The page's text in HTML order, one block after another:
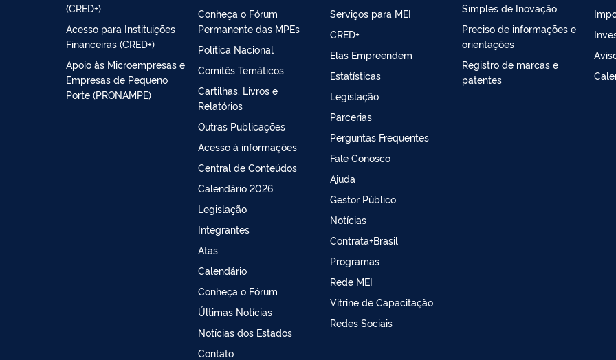
(CRED+)
Acesso para Instituições
Financeiras (CRED+)
Apoio às Microempresas e
Empresas de Pequeno
Porte (PRONAMPE)
Conheça o Fórum
Permanente das MPEs
Política Nacional
Comitês Temáticos
Cartilhas, Livros e
Relatórios
Outras Publicações
Acesso á informações
Central de Conteúdos
Calendário 2026
Legislação
Integrantes
Atas
Calendário
Conheça o Fórum
Últimas Notícias
Notícias dos Estados
Contato
Serviços para MEI
CRED+
Elas Empreendem
Estatísticas
Legislação
Parcerias
Perguntas Frequentes
Fale Conosco
Ajuda
Gestor Público
Notícias
Contrata+Brasil
Programas
Rede MEI
Vitrine de Capacitação
Redes Sociais
Simples de Inovação
Preciso de informações e
orientações
Registro de marcas e
patentes